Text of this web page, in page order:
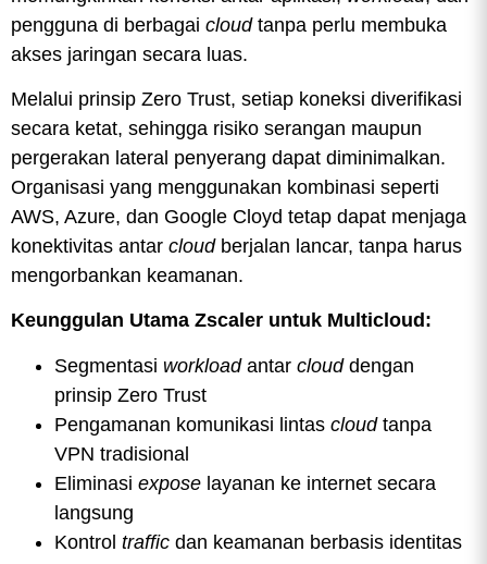
pengguna di berbagai cloud tanpa perlu membuka
akses jaringan secara luas.
Melalui prinsip Zero Trust, setiap koneksi diverifikasi
secara ketat, sehingga risiko serangan maupun
pergerakan lateral penyerang dapat diminimalkan.
Organisasi yang menggunakan kombinasi seperti
AWS, Azure, dan Google Cloyd tetap dapat menjaga
konektivitas antar cloud berjalan lancar, tanpa harus
mengorbankan keamanan.
Keunggulan Utama Zscaler untuk Multicloud:
Segmentasi workload antar cloud dengan
prinsip Zero Trust
Pengamanan komunikasi lintas cloud tanpa
VPN tradisional
Eliminasi expose layanan ke internet secara
langsung
Kontrol traffic dan keamanan berbasis identitas